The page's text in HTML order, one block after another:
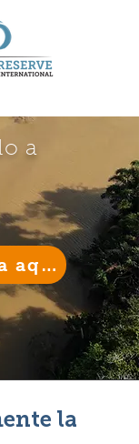
a
¡Reserva aquí!
la